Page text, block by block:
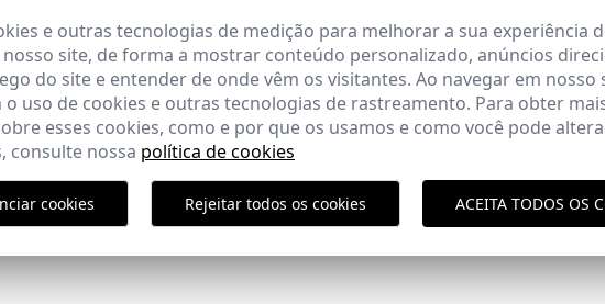
COMPLETAR O SEU LOOK
e outras tecnologias de medição para melhorar a sua experiência
nosso site, de forma a mostrar conteúdo personalizado, anúncios
do site e entender de onde vêm os visitantes. Ao navegar em nosso
uso de cookies e outras tecnologias de rastreamento. Para obter
esses cookies, como e por que os usamos e como você pode
consulte nossa política de cookies
cookies Rejeitar todos os cookies ACEITA TODOS OS